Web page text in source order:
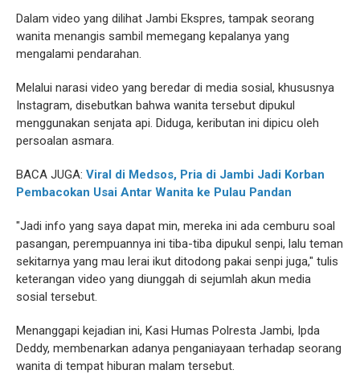
Dalam video yang dilihat Jambi Ekspres, tampak seorang
wanita menangis sambil memegang kepalanya yang
mengalami pendarahan.
Melalui narasi video yang beredar di media sosial, khususnya
Instagram, disebutkan bahwa wanita tersebut dipukul
menggunakan senjata api. Diduga, keributan ini dipicu oleh
persoalan asmara.
BACA JUGA: Viral di Medsos, Pria di Jambi Jadi Korban
Pembacokan Usai Antar Wanita ke Pulau Pandan
"Jadi info yang saya dapat min, mereka ini ada cemburu soal
pasangan, perempuannya ini tiba-tiba dipukul senpi, lalu teman
sekitarnya yang mau lerai ikut ditodong pakai senpi juga," tulis
keterangan video yang diunggah di sejumlah akun media
sosial tersebut.
Menanggapi kejadian ini, Kasi Humas Polresta Jambi, Ipda
Deddy, membenarkan adanya penganiayaan terhadap seorang
wanita di tempat hiburan malam tersebut.